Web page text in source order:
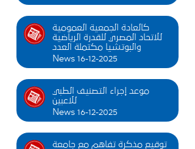
كالعادة الجمعية العمومية
للاتحاد المصري للقدرة الرياضية
والبوتشيا مكتملة العدد
News 16-12-2025
موعد إجراء التصنيف الطبي
للاعبين
News 16-12-2025
توقيع مذكرة تفاهم مع جامعة